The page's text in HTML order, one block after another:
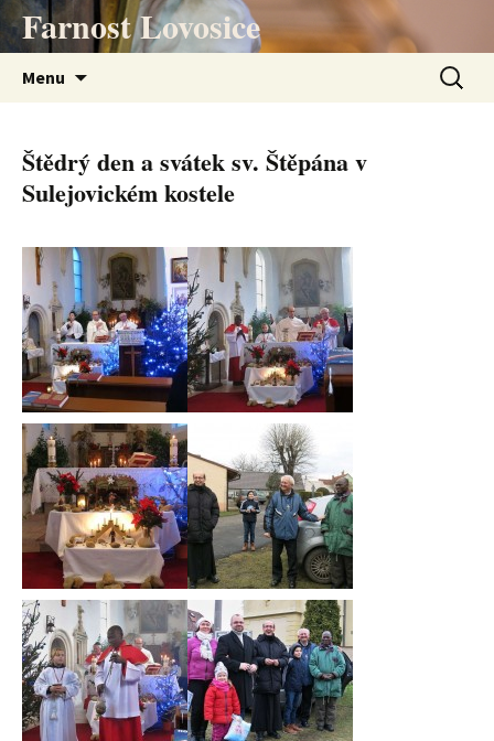
PřejítFarnost Lovosice
Menu
Štědrý den a svátek sv. Štěpána v
Sulejovickém kostele